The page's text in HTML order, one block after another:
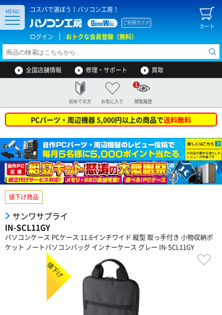
コスパで選ぼう！パソコン工房！
カート
ご利用ガイド
ログイン おトクな会員登録（無料）
MENU
全国店舗情報 修理・サポート 買取
初めての方 お気に入り 閲覧履歴
1
PCパーツ・周辺機器 5,000円以上の商品で送料無料
値下げ商品
サンワサプライ
IN-SCL11GY
パソコンケース PCケース 11.6インチワイド 縦型 取っ手付き 小物収納ポ
ケット ノートパソコンバッグ インナーケース グレー IN-SCL11GY
値下げ